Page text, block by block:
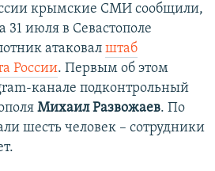
крымские СМИ сообщили,
31 июля в Севастополе
атаковал штаб
России. Первым об этом
канале подконтрольный
Михаил Развожаев. По
шесть человек – сотрудники